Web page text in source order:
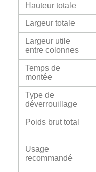
Hauteur totale
Largeur totale
Largeur utile
entre colonnes
Temps de
montée
Type de
déverrouillage
Poids brut total
Usage
recommandé